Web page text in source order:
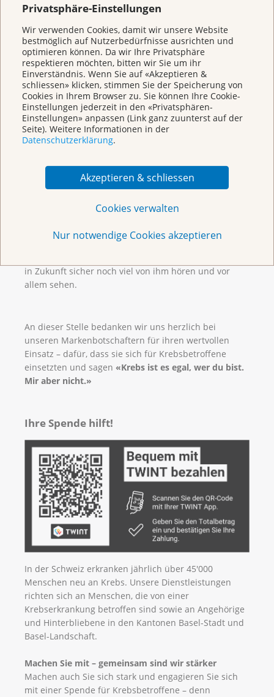
Privatsphäre-Einstellungen
Wir verwenden Cookies, damit wir unsere Website
bestmöglich auf Nutzerbedürfnisse ausrichten und
optimieren können. Da wir Ihre Privatsphäre
respektieren möchten, bitten wir Sie um ihr
Einverständnis. Wenn Sie auf «Akzeptieren &
schliessen» klicken, stimmen Sie der Speicherung von
Cookies in Ihrem Browser zu. Sie können Ihre Cookie-
Einstellungen jederzeit in den «Privatsphären-
Einstellungen» anpassen (Link ganz zuunterst auf der
Seite). Weitere Informationen in der
Datenschutzerklärung.
Akzeptieren & schliessen
Cookies verwalten
Nur notwendige Cookies akzeptieren
...Florian Breer
Der Beachvolleyballspieler wurde in Basel geboren,
hat durch seine erfolgreiche Sportkarriere aber schon
Nationalmannschaft erspielt sich Florian Breer mit
seinem Teamkollegen auch in jüngster Zeit zahlreiche
in Zukunft sicher noch viel von ihm hören und vor
allem sehen.
An dieser Stelle bedanken wir uns herzlich bei
unseren Markenbotschaftern für ihren wertvollen
Einsatz – dafür, dass sie sich für Krebsbetroffene
einsetzten und sagen «Krebs ist es egal, wer du bist.
Mir aber nicht.»
Ihre Spende hilft!
In der Schweiz erkranken jährlich über 45'000
Menschen neu an Krebs. Unsere Dienstleistungen
richten sich an Menschen, die von einer
Krebserkrankung betroffen sind sowie an Angehörige
und Hinterbliebene in den Kantonen Basel-Stadt und
Basel-Landschaft.
Machen Sie mit – gemeinsam sind wir stärker
Machen auch Sie sich stark und engagieren Sie sich
mit einer Spende für Krebsbetroffene – denn